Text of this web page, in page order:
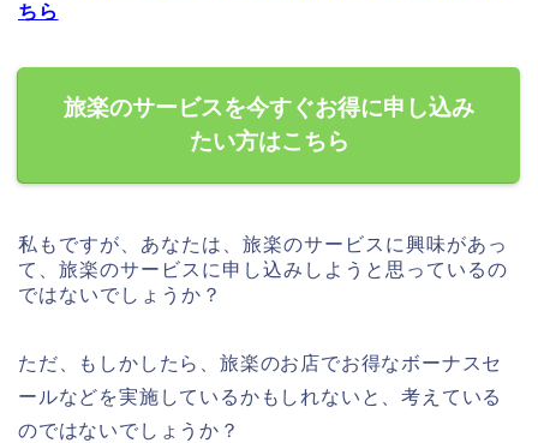
ちら
旅楽のサービスを今すぐお得に申し込み
たい方はこちら
私もですが、あなたは、旅楽のサービスに興味があっ
て、旅楽のサービスに申し込みしようと思っているの
ではないでしょうか？
ただ、もしかしたら、旅楽のお店でお得なボーナスセ
ールなどを実施しているかもしれないと、考えている
のではないでしょうか？